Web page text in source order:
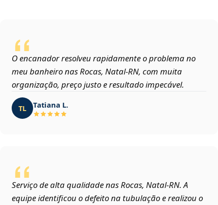
O encanador resolveu rapidamente o problema no
meu banheiro nas Rocas, Natal‑RN, com muita
organização, preço justo e resultado impecável.
TL Tatiana L.
Serviço de alta qualidade nas Rocas, Natal‑RN. A
equipe identificou o defeito na tubulação e realizou o